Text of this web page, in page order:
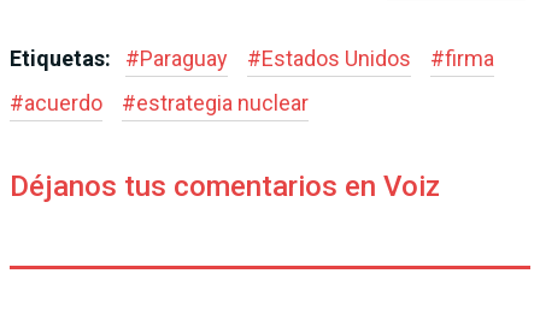
Etiquetas: #Paraguay #Estados Unidos #firma
#acuerdo #estrategia nuclear
Déjanos tus comentarios en Voiz